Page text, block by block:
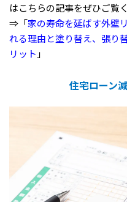
はこちらの記事をぜひご覧
⇒「 家の寿命を延ばす外壁
れる理由と塗り替え、張り
リット 」
住宅ローン